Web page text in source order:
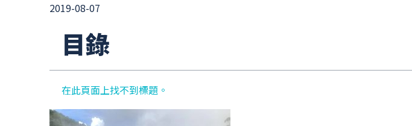
2019-08-07
目錄
在此頁面上找不到標題。